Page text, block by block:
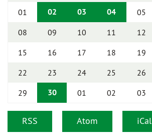
01 02 03 04 05
08 09 10 11 12
15 16 17 18 19
22
23 24 25 26
29
30 01 02 03
RSS Atom iCal